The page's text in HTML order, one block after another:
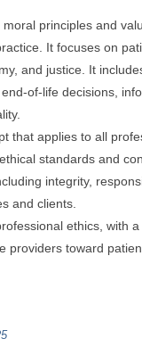
principles and
It focuses on
and justice. It
of-life decisions,
that applies to all
standards and
integrity,
and clients.
ethics, with
providers toward